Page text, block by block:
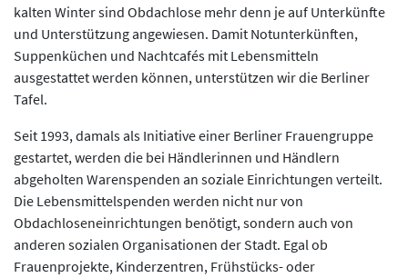
kalten Winter sind Obdachlose mehr denn je auf Unterkünfte
und Unterstützung angewiesen. Damit Notunterkünften,
Suppenküchen und Nachtcafés mit Lebensmitteln
ausgestattet werden können, unterstützen wir die Berliner
Tafel.
Seit 1993, damals als Initiative einer Berliner Frauengruppe
gestartet, werden die bei Händlerinnen und Händlern
abgeholten Warenspenden an soziale Einrichtungen verteilt.
Die Lebensmittelspenden werden nicht nur von
Obdachloseneinrichtungen benötigt, sondern auch von
anderen sozialen Organisationen der Stadt. Egal ob
Frauenprojekte, Kinderzentren, Frühstücks- oder